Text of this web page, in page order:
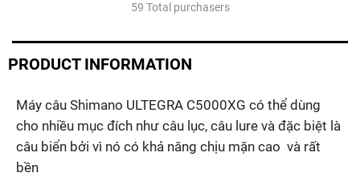
59 Total purchasers
PRODUCT INFORMATION
Máy câu Shimano ULTEGRA C5000XG có thể dùng
cho nhiều mục đích như câu lục, câu lure và đặc biệt là
câu biển bởi vì nó có khả năng chịu mặn cao và rất
bền